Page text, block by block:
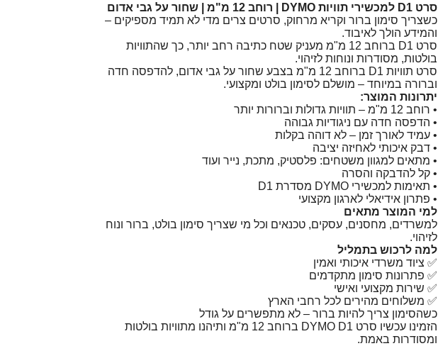
סרט D1 למכשירי תוויות DYMO | רוחב 12 מ"מ | שחור על גבי אדום
כשצריך סימון ברור וקריא מרחוק, סרטים צרים מדי לא תמיד מספיקים –
והמידע הולך לאיבוד.
סרט D1 ברוחב 12 מ"מ מעניק שטח כתיבה רחב יותר, כך שהתוויות
בולטות, מסודרות ונוחות לזיהוי.
סרט תוויות D1 ברוחב 12 מ"מ בצבע שחור על גבי אדום, להדפסה חדה
וברורה במיוחד – מושלם לסימון בולט ומקצועי.
יתרונות המוצר:
• רוחב 12 מ"מ – תוויות גדולות וברורות יותר
• הדפסה חדה עם ניגודיות גבוהה
• עמיד לאורך זמן – לא דוהה בקלות
• דבק איכותי לאחיזה יציבה
• מתאים למגוון משטחים: פלסטיק, מתכת, נייר ועוד
• קל להדבקה והסרה
• תאימות למכשירי DYMO מסדרת D1
• פתרון אידיאלי לארגון מקצועי
למי המוצר מתאים
למשרדים, מחסנים, עסקים, טכנאים וכל מי שצריך סימון בולט, ברור ונוח
לזיהוי.
למה לרכוש בתמליל
✅ ציוד משרדי איכותי ואמין
✅ פתרונות סימון מתקדמים
✅ שירות מקצועי ואישי
✅ משלוחים מהירים לכל רחבי הארץ
כשהסימון צריך להיות ברור – לא מתפשרים על גודל
הזמינו עכשיו סרט DYMO D1 ברוחב 12 מ"מ ותיהנו מתוויות בולטות
ומסודרות באמת.